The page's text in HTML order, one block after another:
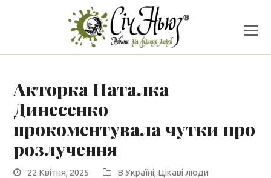
Акторка Наталка
Динесенко
прокоментувала чутки про
розлучення
22 Квітня, 2025 В Україні, Цікаві люди